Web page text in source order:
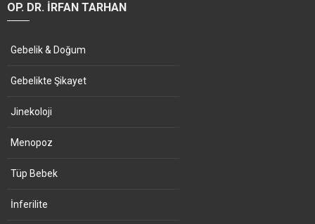
OP. DR. İRFAN TARHAN
Gebelik & Doğum
Gebelikte Şikayet
Jinekoloji
Menopoz
Tüp Bebek
İnferilite